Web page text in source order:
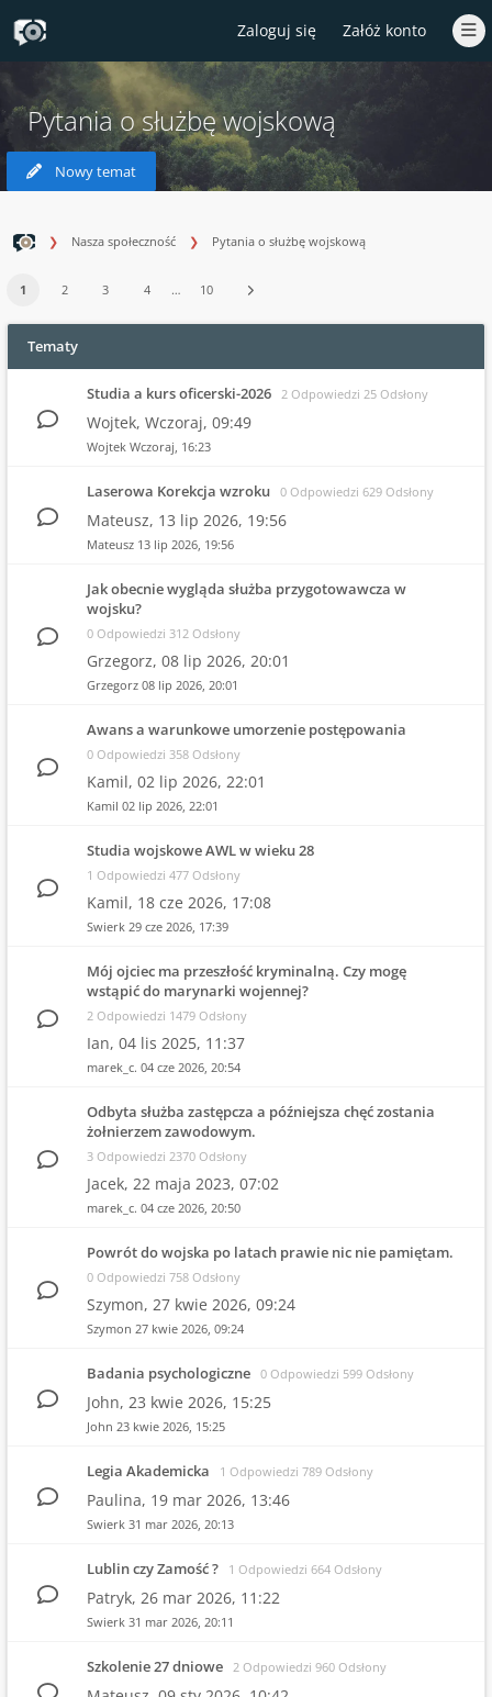
Zaloguj się Załóż konto
Pytania o służbę wojskową
Nowy temat
Nasza społeczność Pytania o służbę wojskową
1 2 3 4 … 10
Tematy
Studia a kurs oficerski-2026 2 Odpowiedzi 25 Odsłony
Wojtek, Wczoraj, 09:49
Wojtek Wczoraj, 16:23
Laserowa Korekcja wzroku 0 Odpowiedzi 629 Odsłony
Mateusz, 13 lip 2026, 19:56
Mateusz 13 lip 2026, 19:56
Jak obecnie wygląda służba przygotowawcza w
wojsku?
0 Odpowiedzi 312 Odsłony
Grzegorz, 08 lip 2026, 20:01
Grzegorz 08 lip 2026, 20:01
Awans a warunkowe umorzenie postępowania
0 Odpowiedzi 358 Odsłony
Kamil, 02 lip 2026, 22:01
Kamil 02 lip 2026, 22:01
Studia wojskowe AWL w wieku 28
1 Odpowiedzi 477 Odsłony
Kamil, 18 cze 2026, 17:08
Swierk 29 cze 2026, 17:39
Mój ojciec ma przeszłość kryminalną. Czy mogę
wstąpić do marynarki wojennej?
2 Odpowiedzi 1479 Odsłony
Ian, 04 lis 2025, 11:37
marek_c. 04 cze 2026, 20:54
Odbyta służba zastępcza a późniejsza chęć zostania
żołnierzem zawodowym.
3 Odpowiedzi 2370 Odsłony
Jacek, 22 maja 2023, 07:02
marek_c. 04 cze 2026, 20:50
Powrót do wojska po latach prawie nic nie pamiętam.
0 Odpowiedzi 758 Odsłony
Szymon, 27 kwie 2026, 09:24
Szymon 27 kwie 2026, 09:24
Badania psychologiczne 0 Odpowiedzi 599 Odsłony
John, 23 kwie 2026, 15:25
John 23 kwie 2026, 15:25
Legia Akademicka 1 Odpowiedzi 789 Odsłony
Paulina, 19 mar 2026, 13:46
Swierk 31 mar 2026, 20:13
Lublin czy Zamość ? 1 Odpowiedzi 664 Odsłony
Patryk, 26 mar 2026, 11:22
Swierk 31 mar 2026, 20:11
Szkolenie 27 dniowe 2 Odpowiedzi 960 Odsłony